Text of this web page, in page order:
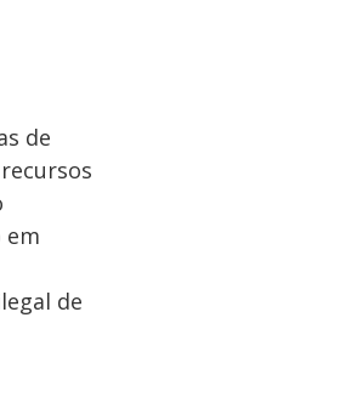
de
em
de